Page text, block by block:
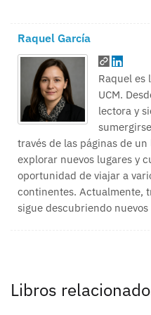
Raquel García
Raquel es
UCM.
lectora y
través de las páginas de
explorar nuevos lugares y
oportunidad de viajar a
continentes. Actualmente,
sigue descubriendo
Libros